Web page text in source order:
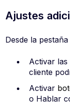
Ajustes
Desde la pestaña
Activar las
cliente
Activar
o Hablar